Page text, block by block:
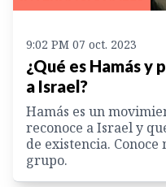
9:02 PM 07 oct. 2023
¿Qué es Hamás y
a Israel?
Hamás es un
reconoce a Israel y
de existencia.
grupo.